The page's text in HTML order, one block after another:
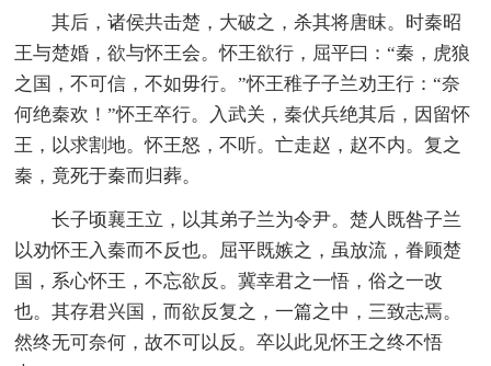
其后，诸侯共击楚，大破之，杀其将唐眜。时秦昭
王与楚婚，欲与怀王会。怀王欲行，屈平曰：“秦，虎狼
之国，不可信，不如毋行。”怀王稚子子兰劝王行：“奈
何绝秦欢！”怀王卒行。入武关，秦伏兵绝其后，因留怀
王，以求割地。怀王怒，不听。亡走赵，赵不内。复之
秦，竟死于秦而归葬。
长子顷襄王立，以其弟子兰为令尹。楚人既咎子兰
以劝怀王入秦而不反也。屈平既嫉之，虽放流，眷顾楚
国，系心怀王，不忘欲反。冀幸君之一悟，俗之一改
也。其存君兴国，而欲反复之，一篇之中，三致志焉。
然终无可奈何，故不可以反。卒以此见怀王之终不悟